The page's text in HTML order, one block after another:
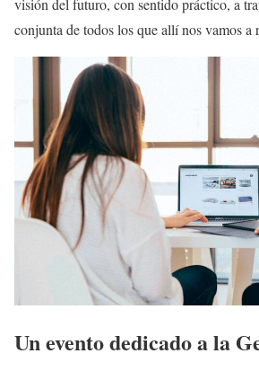
conjunta de todos los que allí nos vamos a
Un evento dedicado a la